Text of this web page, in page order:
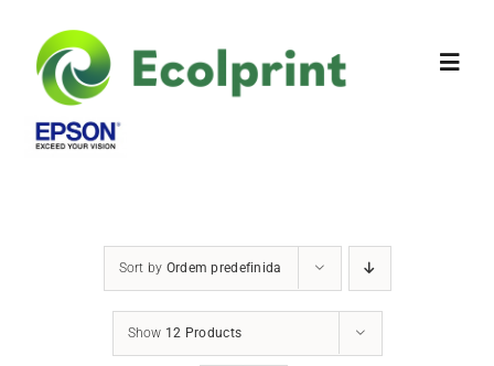
Sobre Nós
Sort by Ordem predefinida
Show 12 Products